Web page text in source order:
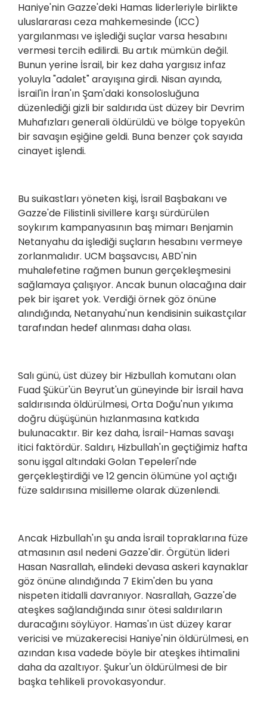
Haniye'nin Gazze'deki Hamas liderleriyle birlikte
uluslararası ceza mahkemesinde (ICC)
yargılanması ve işlediği suçlar varsa hesabını
vermesi tercih edilirdi. Bu artık mümkün değil.
Bunun yerine İsrail, bir kez daha yargısız infaz
yoluyla "adalet" arayışına girdi. Nisan ayında,
İsrail'in İran'ın Şam'daki konsolosluğuna
düzenlediği gizli bir saldırıda üst düzey bir Devrim
Muhafızları generali öldürüldü ve bölge topyekûn
bir savaşın eşiğine geldi. Buna benzer çok sayıda
cinayet işlendi.
Bu suikastları yöneten kişi, İsrail Başbakanı ve
Gazze'de Filistinli sivillere karşı sürdürülen
soykırım kampanyasının baş mimarı Benjamin
Netanyahu da işlediği suçların hesabını vermeye
zorlanmalıdır. UCM başsavcısı, ABD'nin
muhalefetine rağmen bunun gerçekleşmesini
sağlamaya çalışıyor. Ancak bunun olacağına dair
pek bir işaret yok. Verdiği örnek göz önüne
alındığında, Netanyahu'nun kendisinin suikastçılar
tarafından hedef alınması daha olası.
Salı günü, üst düzey bir Hizbullah komutanı olan
Fuad Şükür'ün Beyrut'un güneyinde bir İsrail hava
saldırısında öldürülmesi, Orta Doğu'nun yıkıma
doğru düşüşünün hızlanmasına katkıda
bulunacaktır. Bir kez daha, İsrail-Hamas savaşı
itici faktördür. Saldırı, Hizbullah'ın geçtiğimiz hafta
sonu işgal altındaki Golan Tepeleri'nde
gerçekleştirdiği ve 12 gencin ölümüne yol açtığı
füze saldırısına misilleme olarak düzenlendi.
Ancak Hizbullah'ın şu anda İsrail topraklarına füze
atmasının asıl nedeni Gazze'dir. Örgütün lideri
Hasan Nasrallah, elindeki devasa askeri kaynaklar
göz önüne alındığında 7 Ekim'den bu yana
nispeten itidalli davranıyor. Nasrallah, Gazze'de
ateşkes sağlandığında sınır ötesi saldırıların
duracağını söylüyor. Hamas'ın üst düzey karar
vericisi ve müzakerecisi Haniye'nin öldürülmesi, en
azından kısa vadede böyle bir ateşkes ihtimalini
daha da azaltıyor. Şukur'un öldürülmesi de bir
başka tehlikeli provokasyondur.